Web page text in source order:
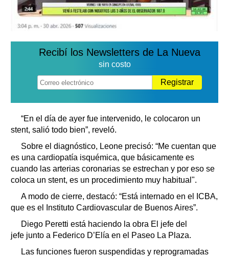
Recibí los Newsletters de La Nueva
sin costo
Registrar
“En el día de ayer fue intervenido, le colocaron un
stent, salió todo bien”, reveló.
Sobre el diagnóstico, Leone precisó: “Me cuentan que
es una cardiopatía isquémica, que básicamente es
cuando las arterias coronarias se estrechan y por eso se
coloca un stent, es un procedimiento muy habitual".
A modo de cierre, destacó: “Está internado en el ICBA,
que es el Instituto Cardiovascular de Buenos Aires”.
Diego Peretti está haciendo la obra El jefe del
jefe junto a Federico D’Elía en el Paseo La Plaza.
Las funciones fueron suspendidas y reprogramadas